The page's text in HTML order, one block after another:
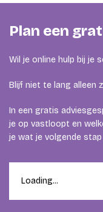
Plan een
Wil je online hulp bij je
Blijf niet te lang alleen
In een gratis
je op vastloopt en
je wat je volgende stap
Loading...